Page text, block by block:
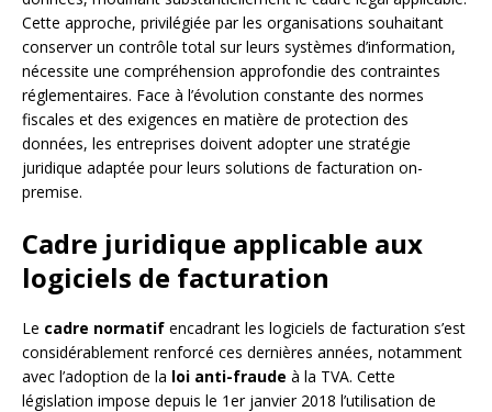
Cette approche, privilégiée par les organisations souhaitant
conserver un contrôle total sur leurs systèmes d’information,
nécessite une compréhension approfondie des contraintes
réglementaires. Face à l’évolution constante des normes
fiscales et des exigences en matière de protection des
données, les entreprises doivent adopter une stratégie
juridique adaptée pour leurs solutions de facturation on-
premise.
Cadre juridique applicable aux
logiciels de facturation
Le cadre normatif encadrant les logiciels de facturation s’est
considérablement renforcé ces dernières années, notamment
avec l’adoption de la loi anti-fraude à la TVA. Cette
législation impose depuis le 1er janvier 2018 l’utilisation de